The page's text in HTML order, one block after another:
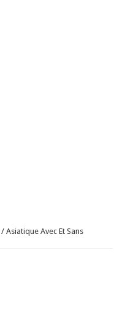
/ Asiatique Avec Et Sans